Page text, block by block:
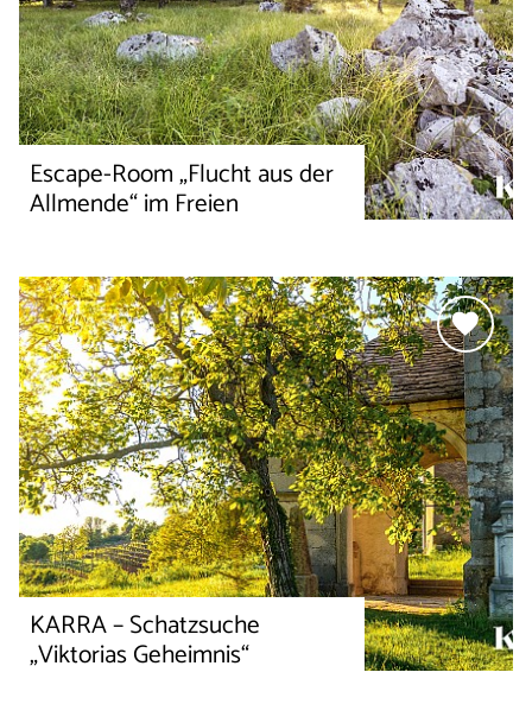
Escape-Room „Flucht aus der
Allmende“ im Freien
KARRA – Schatzsuche
„Viktorias Geheimnis“